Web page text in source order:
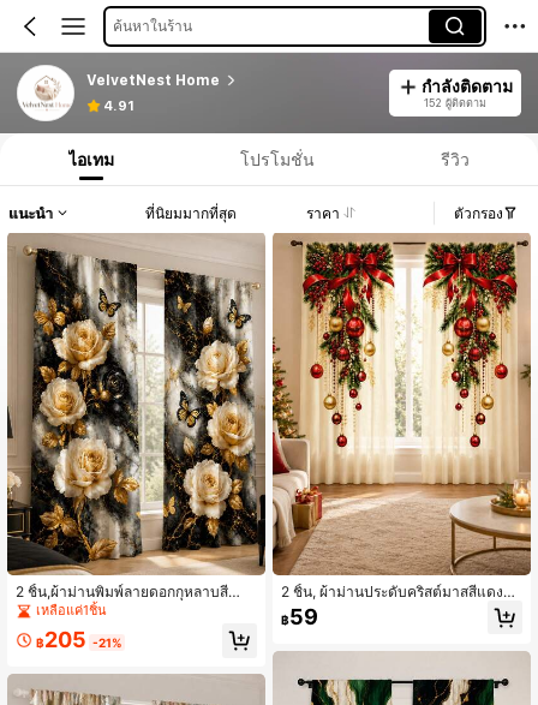
ค้นหาในร้าน
VelvetNest Home
4.91
กำลังติดตาม
152 ผู้ติดตาม
ไอเทม โปรโมชั่น รีวิว
แนะนำ ที่นิยมมากที่สุด ราคา ตัวกรอง
2 ชิ้น,ผ้าม่านพิมพ์ลายดอกกุหลาบสีดำท
อง,แผงม่านกันแสงลายหินอ่อนแบบใส่แ
า,ห้องนั่งเล่นสมัยใหม่,ห้องนอนตกแต่งอ
นแบบนุ่ม
เหลือแค่1ชิ้น
฿205 -21%
2 ชิ้น, ผ้าม่านประดับคริสต์มาสสีแดงทอ
ง, ผ้าม่านแบบมีช่องใส่แท่ง, ผ้าโพลีเอสเ
ตอร์, พิมพ์ลายกิ่งสนและโบว์วันหยุด, ดีไ
฿59